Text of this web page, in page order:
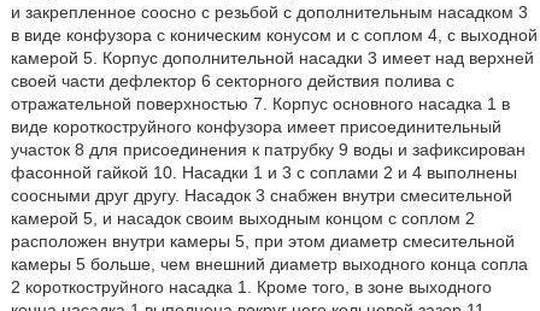
и закрепленное соосно с резьбой с дополнительным насадком 3
в виде конфузора с коническим конусом и с соплом 4, с выходной
камерой 5. Корпус дополнительной насадки 3 имеет над верхней
своей части дефлектор 6 секторного действия полива с
отражательной поверхностью 7. Корпус основного насадка 1 в
виде короткоструйного конфузора имеет присоединительный
участок 8 для присоединения к патрубку 9 воды и зафиксирован
фасонной гайкой 10. Насадки 1 и 3 с соплами 2 и 4 выполнены
соосными друг другу. Насадок 3 снабжен внутри смесительной
камерой 5, и насадок своим выходным концом с соплом 2
расположен внутри камеры 5, при этом диаметр смесительной
камеры 5 больше, чем внешний диаметр выходного конца сопла
2 короткоструйного насадка 1. Кроме того, в зоне выходного